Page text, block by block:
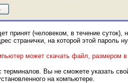
принят (человеком, в течение
странички, на которой этой пароль
может скачать файл, размером
терминалов. Вы не сможете указать
на компьютере.